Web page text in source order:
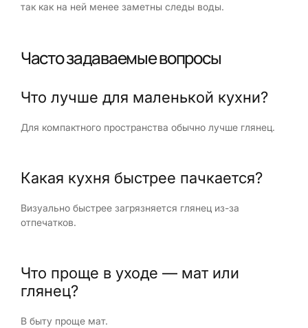
так как на ней менее заметны следы воды.
Часто задаваемые вопросы
Что лучше для маленькой кухни?
Для компактного пространства обычно лучше глянец.
Какая кухня быстрее пачкается?
Визуально быстрее загрязняется глянец из-за
отпечатков.
Что проще в уходе — мат или
глянец?
В быту проще мат.